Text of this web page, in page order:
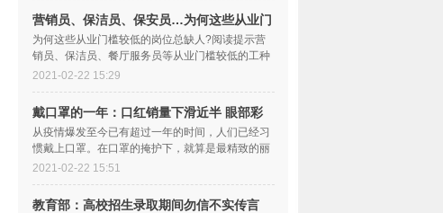
营销员、保洁员、保安员…为何这些从业门
槛较低的岗位总缺人？
为何这些从业门槛较低的岗位总缺人?阅读提示营
销员、保洁员、餐厅服务员等从业门槛较低的工种
之所以持续招工难，专业人士认为，一方面是受
2021-02-22 15:29
戴口罩的一年：口红销量下滑近半 眼部彩
妆产品卖得好
从疫情爆发至今已有超过一年的时间，人们已经习
惯戴上口罩。在口罩的掩护下，就算是最精致的丽
人们，也减少了使用口红的频率。红星资本局从
2021-02-22 15:51
教育部：高校招生录取期间勿信不实传言